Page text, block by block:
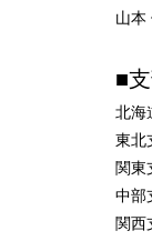
山本
■
北海
東北
関東
中部
関西